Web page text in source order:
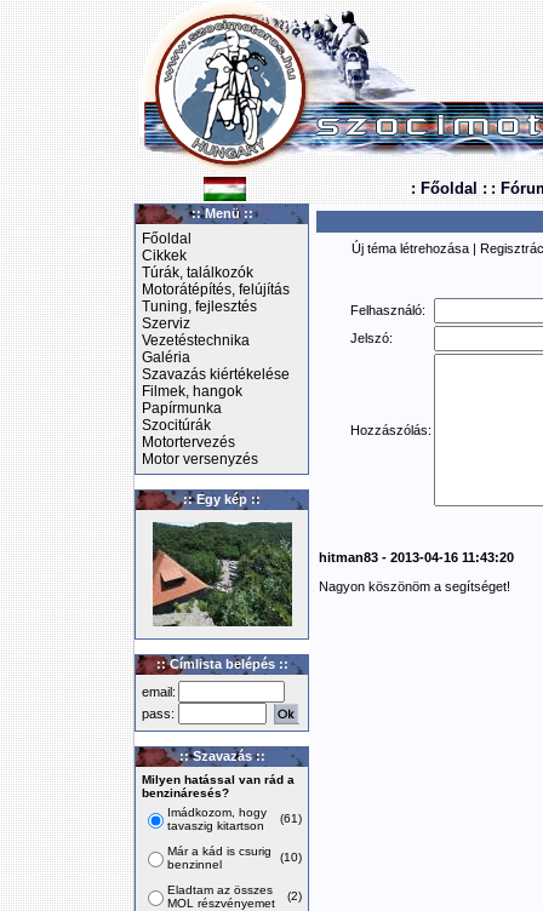
: Főoldal : :
:: Menü ::
Főoldal
Cikkek
Túrák, találkozók
Motorátépítés, felújítás
Tuning, fejlesztés
Szerviz
Vezetéstechnika
Galéria
Szavazás kiértékelése
Filmek, hangok
Papírmunka
Szocitúrák
Motortervezés
Motor versenyzés
:: Egy kép ::
:: Címlista belépés ::
email:
pass:
:: Szavazás ::
Milyen hatással van rád a
benzináresés?
Imádkozom, hogy
tavaszig kitartson
(61)
Már a kád is csurig
benzinnel
(10)
Eladtam az összes
MOL részvényemet
(2)
Új téma létrehozása |
Felhasználó:
Jelszó:
Hozzászólás:
hitman83 - 2013-04-16 11:43:20
Nagyon köszönöm a segítséget!